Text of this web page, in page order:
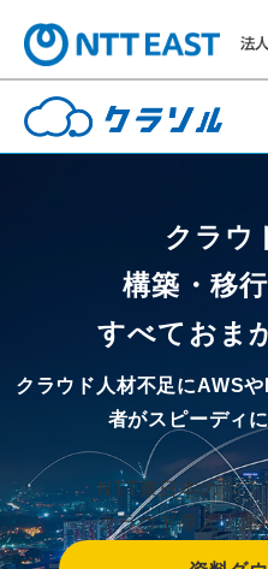
クラウ
構築・移
すべておま
クラウド人材不足にAWS
者がスピーディ
NTT東日本の
クラウド導入・運